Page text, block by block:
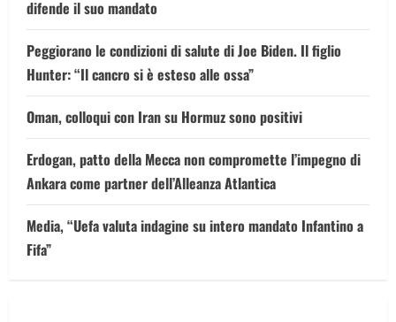
difende il suo mandato
Peggiorano le condizioni di salute di Joe Biden. Il figlio
Hunter: “Il cancro si è esteso alle ossa”
Oman, colloqui con Iran su Hormuz sono positivi
Erdogan, patto della Mecca non compromette l’impegno di
Ankara come partner dell’Alleanza Atlantica
Media, “Uefa valuta indagine su intero mandato Infantino a
Fifa”